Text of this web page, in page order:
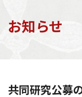
お知らせ
共同研究公募